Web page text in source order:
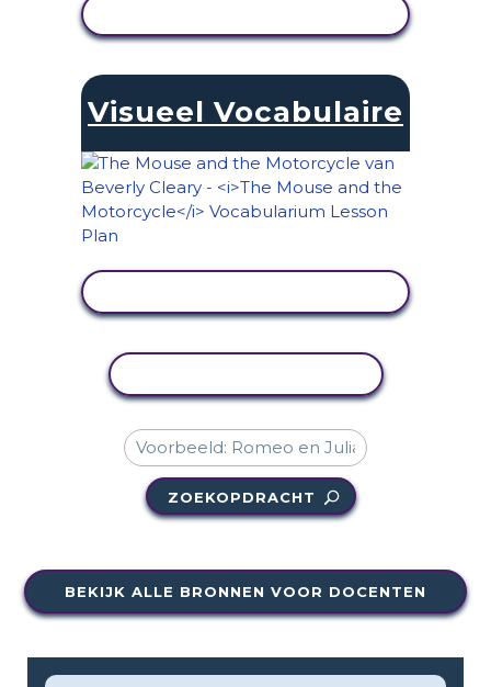
Visueel Vocabulaire
ZOEKOPDRACHT
BEKIJK ALLE BRONNEN VOOR DOCENTEN